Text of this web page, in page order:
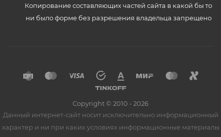
Копирование составляющих частей сайта в какой бы то
ни было форме без разрешения владельца запрещено
Copyright © 2010 - 2026
Данный интернет-сайт носит исключительно информационный
характер и ни при каких условиях информационные материалы